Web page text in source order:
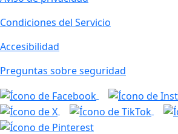
Condiciones del Servicio
Accesibilidad
Preguntas sobre seguridad